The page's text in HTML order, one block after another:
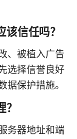
信任吗？
、被植入广告
选择信誉良好
据保护措施。
务器地址和端